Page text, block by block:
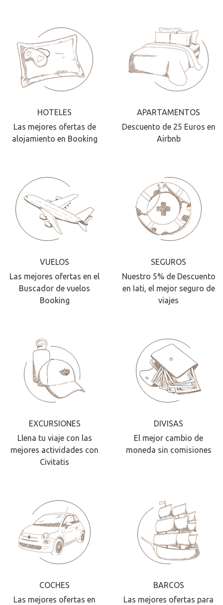
HOTELES
Las mejores ofertas de
alojamiento en Booking
APARTAMENTOS
Descuento de 25 Euros en
Airbnb
VUELOS
Las mejores ofertas en el
Buscador de vuelos
Booking
SEGUROS
Nuestro 5% de Descuento
en Iati, el mejor seguro de
viajes
EXCURSIONES
Llena tu viaje con las
mejores actividades con
Civitatis
DIVISAS
El mejor cambio de
moneda sin comisiones
COCHES
Las mejores ofertas en
BARCOS
Las mejores ofertas para